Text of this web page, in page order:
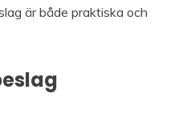
är både praktiska och